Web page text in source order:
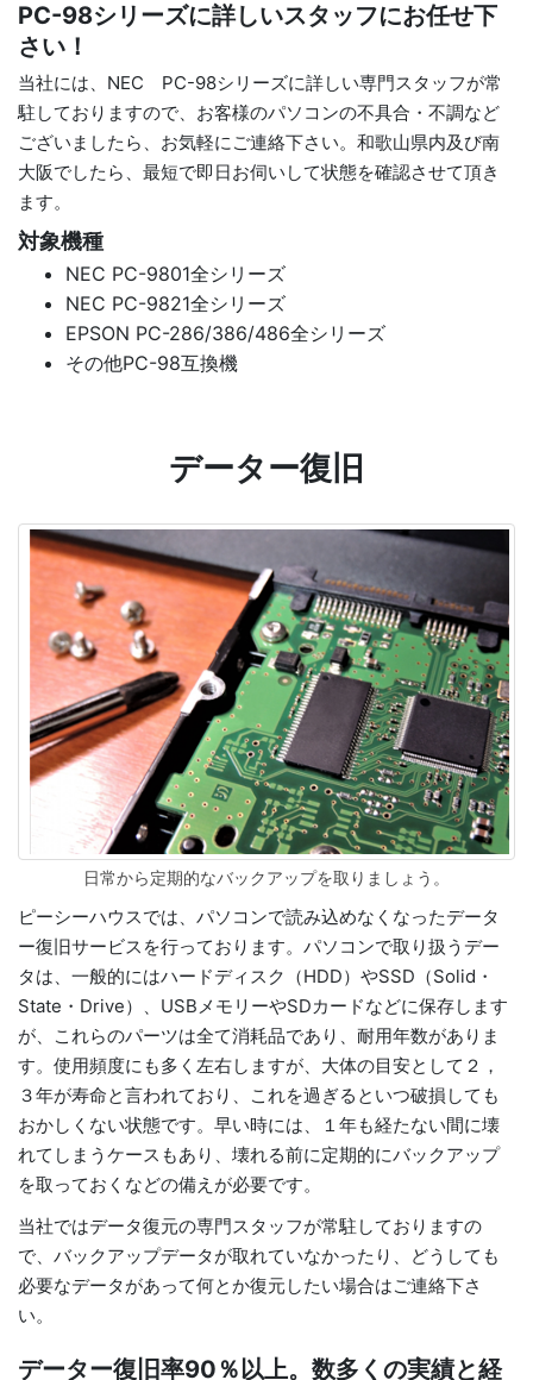
PC-98シリーズに詳しいスタッフにお任せ下
さい！
当社には、NEC PC-98シリーズに詳しい専門スタッフが常
駐しておりますので、お客様のパソコンの不具合・不調など
ございましたら、お気軽にご連絡下さい。和歌山県内及び南
大阪でしたら、最短で即日お伺いして状態を確認させて頂き
ます。
対象機種
NEC PC-9801全シリーズ
NEC PC-9821全シリーズ
EPSON PC-286/386/486全シリーズ
その他PC-98互換機
データー復旧
日常から定期的なバックアップを取りましょう。
ピーシーハウスでは、パソコンで読み込めなくなったデータ
ー復旧サービスを行っております。パソコンで取り扱うデー
タは、一般的にはハードディスク（HDD）やSSD（Solid・
State・Drive）、USBメモリーやSDカードなどに保存します
が、これらのパーツは全て消耗品であり、耐用年数がありま
す。使用頻度にも多く左右しますが、大体の目安として２，
３年が寿命と言われており、これを過ぎるといつ破損しても
おかしくない状態です。早い時には、１年も経たない間に壊
れてしまうケースもあり、壊れる前に定期的にバックアップ
を取っておくなどの備えが必要です。
当社ではデータ復元の専門スタッフが常駐しておりますの
で、バックアップデータが取れていなかったり、どうしても
必要なデータがあって何とか復元したい場合はご連絡下さ
い。
データー復旧率90％以上。数多くの実績と経